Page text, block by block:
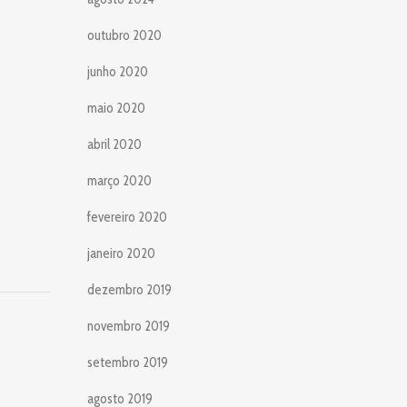
outubro 2020
junho 2020
maio 2020
abril 2020
março 2020
fevereiro 2020
janeiro 2020
dezembro 2019
novembro 2019
setembro 2019
agosto 2019